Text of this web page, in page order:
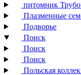
питомник
Плазменные
Подворье
Поиск
Поиск
Поиск
Польская